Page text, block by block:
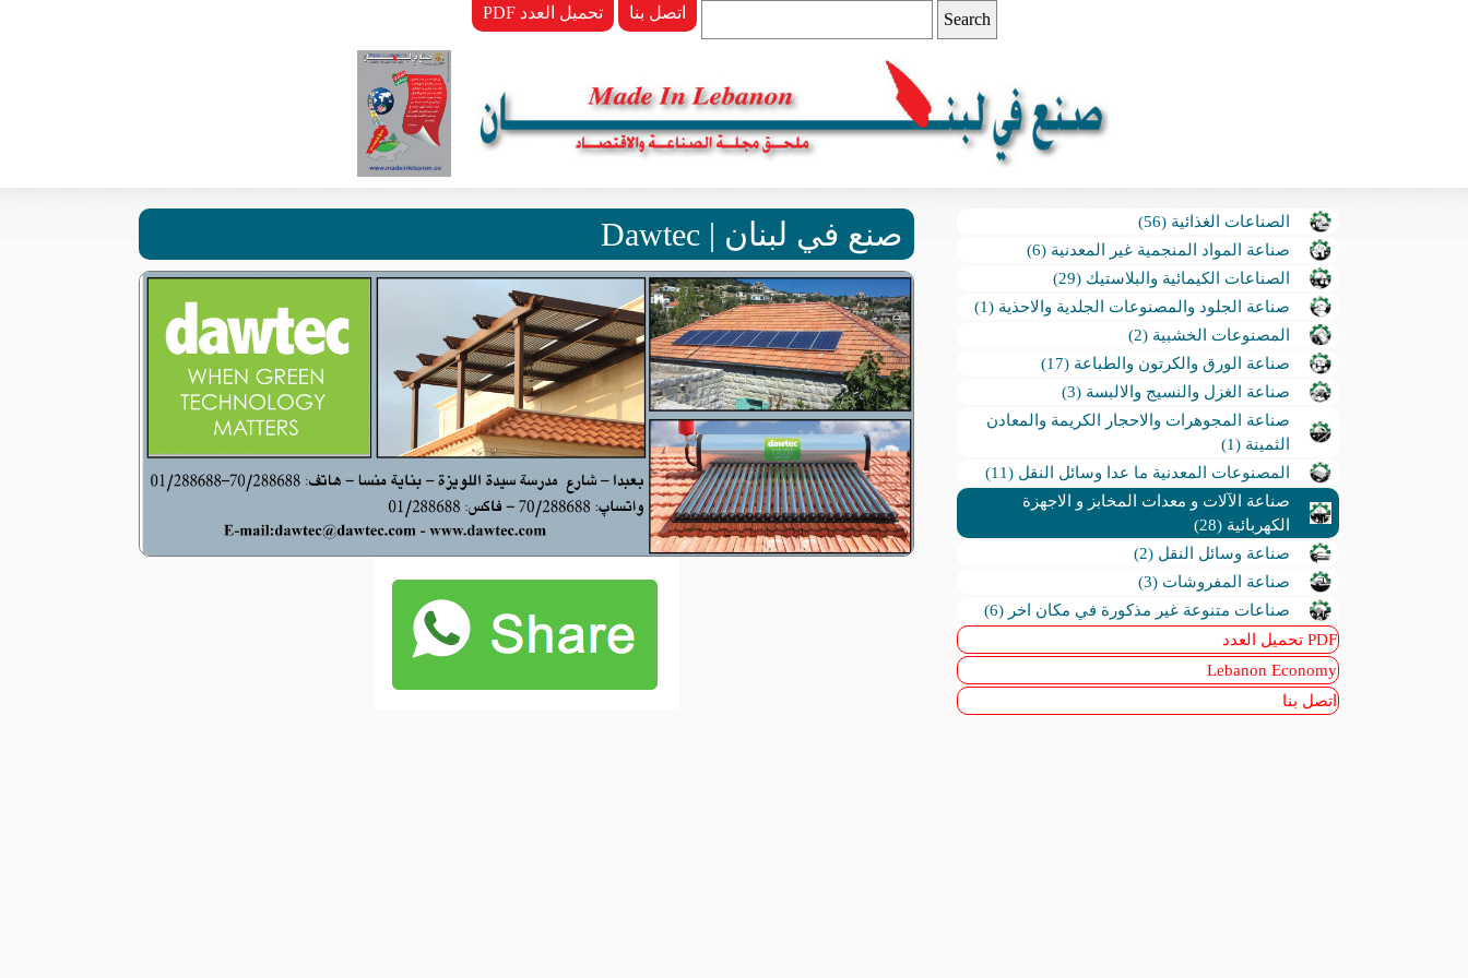
PDF تحميل العدد اتصل بنا
صنع في لبنان | Dawtec
الصناعات الغذائية (56)
صناعة المواد المنجمية غير المعدنية (6)
الصناعات الكيمائية والبلاستيك (29)
صناعة الجلود والمصنوعات الجلدية والاحذية (1)
المصنوعات الخشبية (2)
صناعة الورق والكرتون والطباعة (17)
صناعة الغزل والنسيج والالبسة (3)
صناعة المجوهرات والاحجار الكريمة والمعادن
الثمينة (1)
المصنوعات المعدنية ما عدا وسائل النقل (11)
صناعة الآلات و معدات المخابز و الاجهزة
الكهربائية (28)
صناعة وسائل النقل (2)
صناعة المفروشات (3)
صناعات متنوعة غير مذكورة في مكان اخر (6)
PDF تحميل العدد
Lebanon Economy
اتصل بنا